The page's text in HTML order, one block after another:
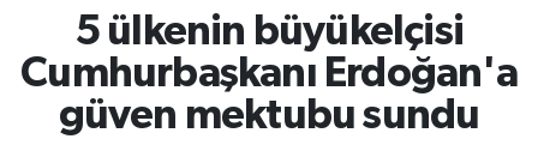
5 ülkenin büyükelçisi
Cumhurbaşkanı Erdoğan'a
güven mektubu sundu
Borsa Haberleri
İş Dünyası
Lojistik
Süper Lig Puan Durumu ve Fikstür
Tüm Manşetler
Son Dakika Haberleri